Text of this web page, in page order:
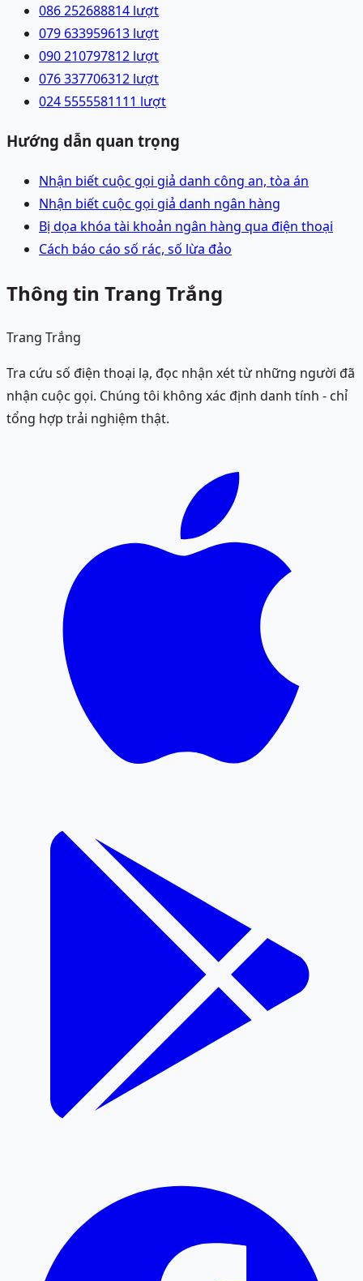
086 252688814 lượt
079 633959613 lượt
090 210797812 lượt
076 337706312 lượt
024 5555581111 lượt
Hướng dẫn quan trọng
Nhận biết cuộc gọi giả danh công an, tòa án
Nhận biết cuộc gọi giả danh ngân hàng
Bị dọa khóa tài khoản ngân hàng qua điện thoại
Cách báo cáo số rác, số lừa đảo
Thông tin Trang Trắng
Trang Trắng
Tra cứu số điện thoại lạ, đọc nhận xét từ những người đã
nhận cuộc gọi. Chúng tôi không xác định danh tính - chỉ
tổng hợp trải nghiệm thật.